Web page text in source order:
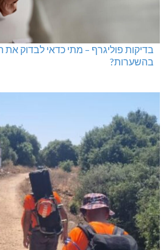
בדיקות פוליגרף – מתי כדאי לבדוק
בהשערות?